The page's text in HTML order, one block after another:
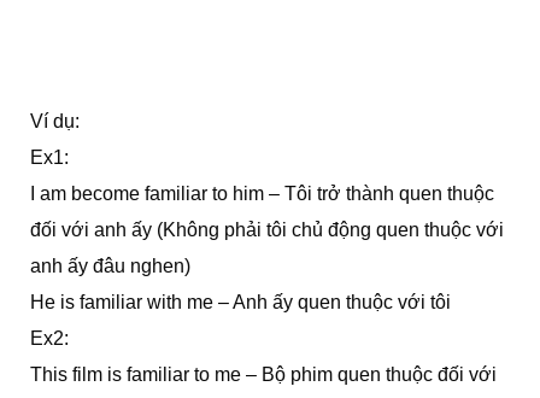
Ví dụ:
Ex1:
I am become familiar to him – Tôi trở thành quen thuộc
đối với anh ấy (Không phải tôi chủ động quen thuộc với
anh ấy đâu nghen)
He is familiar with me – Anh ấy quen thuộc với tôi
Ex2:
This film is familiar to me – Bộ phim quen thuộc đối với